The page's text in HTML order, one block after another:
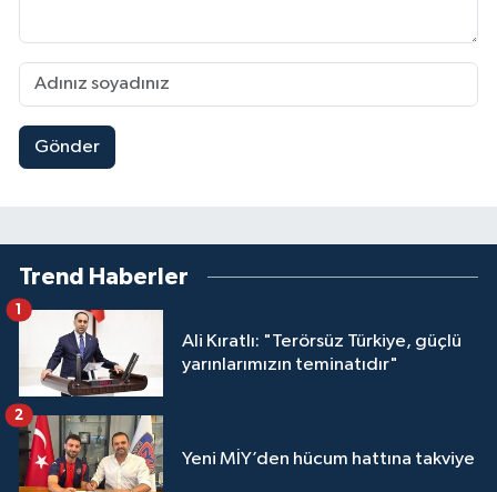
Gönder
Trend Haberler
Ali Kıratlı: "Terörsüz Türkiye, güçlü
yarınlarımızın teminatıdır"
1
Yeni MİY’den hücum hattına takviye
2